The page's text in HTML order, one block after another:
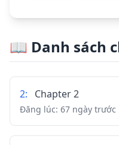
📖 Danh sách
2: Chapter 2
Đăng lúc: 67 ngày trước